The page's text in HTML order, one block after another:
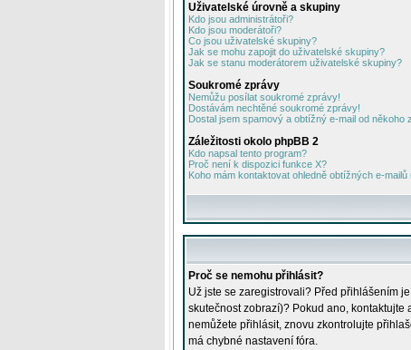
Uživatelské úrovně a skupiny
Kdo jsou administrátoři?
Kdo jsou moderátoři?
Co jsou uživatelské skupiny?
Jak se mohu zapojit do uživatelské skupiny?
Jak se stanu moderátorem uživatelské skupiny?
Soukromé zprávy
Nemůžu posílat soukromé zprávy!
Dostávám nechtěné soukromé zprávy!
Dostal jsem spamový a obtížný e-mail od někoho
Záležitosti okolo phpBB 2
Kdo napsal tento program?
Proč není k dispozici funkce X?
Koho mám kontaktovat ohledně obtížných e-
Proč se nemohu přihlásit?
Už jste se zaregistrovali? Před přihlášením
skutečnost zobrazí)? Pokud ano,
nemůžete přihlásit, znovu zkontrolujte
má chybné nastavení fóra.